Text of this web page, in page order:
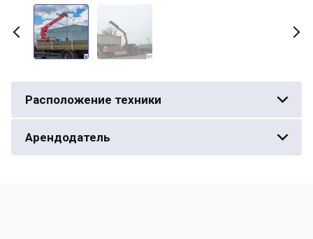
Расположение техники
Арендодатель